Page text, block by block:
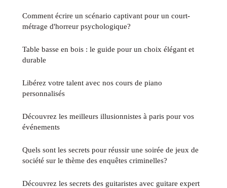
Comment écrire un scénario captivant pour un court-
métrage d'horreur psychologique?
Table basse en bois : le guide pour un choix élégant et
durable
Libérez votre talent avec nos cours de piano
personnalisés
Découvrez les meilleurs illusionnistes à paris pour vos
événements
Quels sont les secrets pour réussir une soirée de jeux de
société sur le thème des enquêtes criminelles?
Découvrez les secrets des guitaristes avec guitare expert